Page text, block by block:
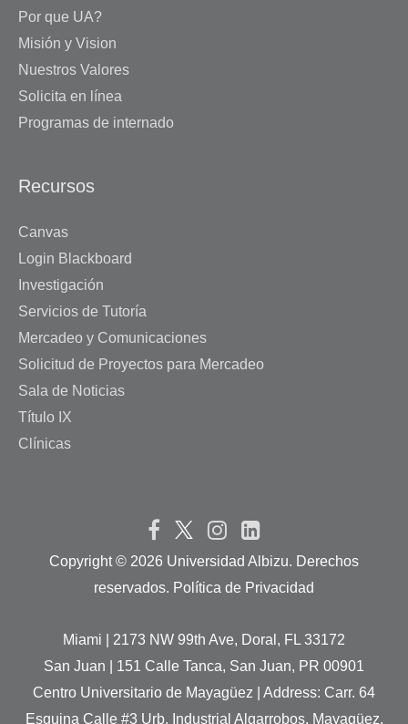
Por que UA?
Misión y Vision
Nuestros Valores
Solicita en línea
Programas de internado
Recursos
Canvas
Login Blackboard
Investigación
Servicios de Tutoría
Mercadeo y Comunicaciones
Solicitud de Proyectos para Mercadeo
Sala de Noticias
Título IX
Clínicas
Copyright © 2026 Universidad Albizu. Derechos
reservados. Política de Privacidad
Miami | 2173 NW 99th Ave, Doral, FL 33172
San Juan | 151 Calle Tanca, San Juan, PR 00901
Centro Universitario de Mayagüez | Address: Carr. 64
Esquina Calle #3 Urb. Industrial Algarrobos, Mayagüez,